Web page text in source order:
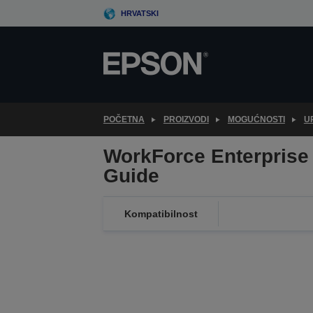
to
HRVATSKI
POČETNA PROIZVODI MOGUĆNOSTI
WorkForce
Guide
Kompatibilnost